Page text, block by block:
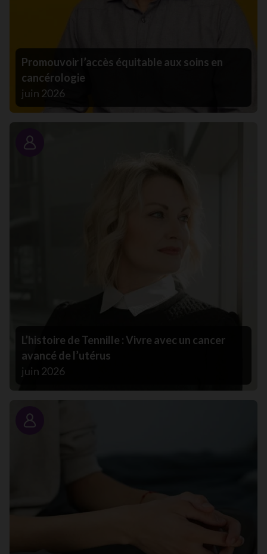
Promouvoir l’accès équitable aux soins en
cancérologie
juin 2026
Portrait
L’histoire de Tennille : Vivre avec un cancer
avancé de l’utérus
juin 2026
Portrait